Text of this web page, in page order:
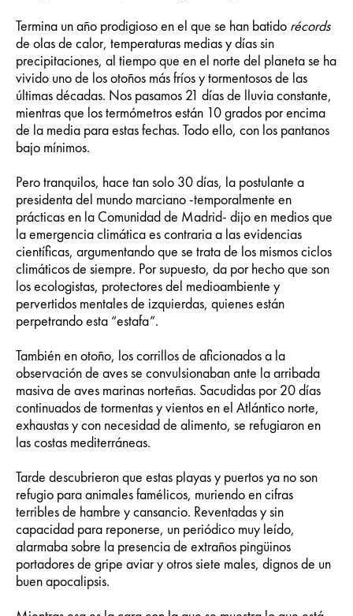
Termina un año prodigioso en el que se han batido récords
de olas de calor, temperaturas medias y días sin
precipitaciones, al tiempo que en el norte del planeta se ha
vivido uno de los otoños más fríos y tormentosos de las
últimas décadas. Nos pasamos 21 días de lluvia constante,
mientras que los termómetros están 10 grados por encima
de la media para estas fechas. Todo ello, con los pantanos
bajo mínimos.
Pero tranquilos, hace tan solo 30 días, la postulante a
presidenta del mundo marciano -temporalmente en
prácticas en la Comunidad de Madrid- dijo en medios que
la emergencia climática es contraria a las evidencias
científicas, argumentando que se trata de los mismos ciclos
climáticos de siempre. Por supuesto, da por hecho que son
los ecologistas, protectores del medioambiente y
pervertidos mentales de izquierdas, quienes están
perpetrando esta “estafa”.
También en otoño, los corrillos de aficionados a la
observación de aves se convulsionaban ante la arribada
masiva de aves marinas norteñas. Sacudidas por 20 días
continuados de tormentas y vientos en el Atlántico norte,
exhaustas y con necesidad de alimento, se refugiaron en
las costas mediterráneas.
Tarde descubrieron que estas playas y puertos ya no son
refugio para animales famélicos, muriendo en cifras
terribles de hambre y cansancio. Reventadas y sin
capacidad para reponerse, un periódico muy leído,
alarmaba sobre la presencia de extraños pingüinos
portadores de gripe aviar y otros siete males, dignos de un
buen apocalipsis.